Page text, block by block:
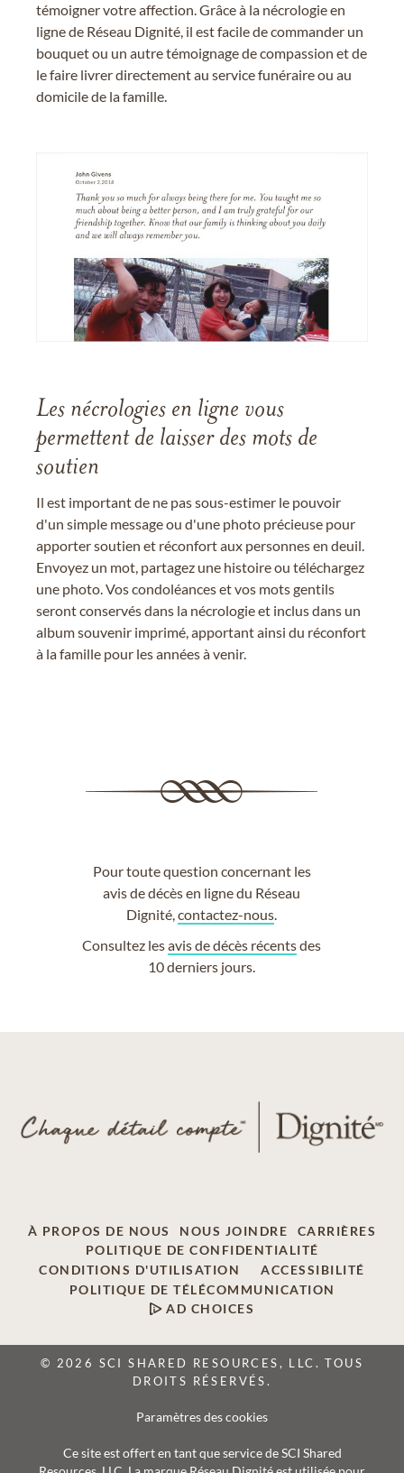
témoigner votre affection. Grâce à la nécrologie en
ligne de Réseau Dignité, il est facile de commander un
bouquet ou un autre témoignage de compassion et de
le faire livrer directement au service funéraire ou au
domicile de la famille.
Les nécrologies en ligne vous
permettent de laisser des mots de
soutien
Il est important de ne pas sous-estimer le pouvoir
d'un simple message ou d'une photo précieuse pour
apporter soutien et réconfort aux personnes en deuil.
Envoyez un mot, partagez une histoire ou téléchargez
une photo. Vos condoléances et vos mots gentils
seront conservés dans la nécrologie et inclus dans un
album souvenir imprimé, apportant ainsi du réconfort
à la famille pour les années à venir.
Pour toute question concernant les
avis de décès en ligne du Réseau
Dignité,contactez-nous
Consultez lesavis de décès récentsdes
10 derniers jours.
À PROPOS DE NOUS NOUS JOINDRE
CARRIÈRES
POLITIQUE DE CONFIDENTIALITÉ
CONDITIONS D'UTILISATION
ACCESSIBILITÉ
POLITIQUE DE TÉLÉCOMMUNICATION
AD CHOICES
© 2026 SCI SHARED RESOURCES, LLC. TOUS
DROITS RÉSERVÉS.
Paramètres des cookies
Ce site est offert en tant que service de SCI Shared